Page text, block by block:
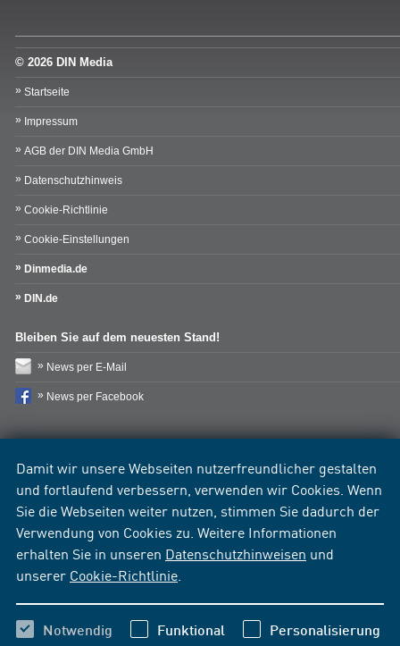
Damit wir unsere Webseiten nutzerfreundlicher gestalten
und fortlaufend verbessern, verwenden wir Cookies. Wenn
Sie die Webseiten weiter nutzen, stimmen Sie dadurch der
Verwendung von Cookies zu. Weitere Informationen
erhalten Sie in unseren Datenschutzhinweisen und
unserer Cookie-Richtlinie
Notwendig Funktional Personalisierung
© 2026 DIN Media
Startseite
Impressum
AGB der DIN Media GmbH
Datenschutzhinweis
Cookie-Richtlinie
Cookie-Einstellungen
Dinmedia.de
DIN.de
Bleiben Sie auf dem neuesten Stand!
News per E-Mail
News per Facebook